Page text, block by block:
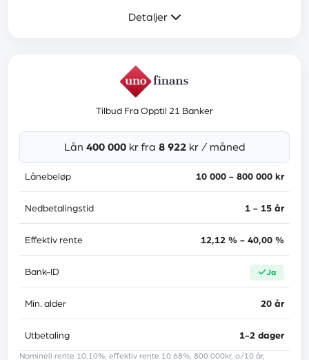
En årsinntekt på minst 120 000 kr
Detaljer
Mer informasjon
7,00 % - 40,00 %
Etableringsgebyr
Administrasjonsgebyr 0 kr
Medlåntaker ja
Tilknyttede banker 17
Lånebeskyttelse nei
Trustpilot-score 4.8
Tilbud Fra Opptil 21 Banker
Lån 400 000 kr fra 8 922 kr / måned
Lånebeløp 10 000 - 800 000 kr
Nedbetalingstid 1 - 15 år
Effektiv rente 12,12 % - 40,00 %
Bank-ID ja
Min. alder 20 år
Utbetaling 1-2 dager
Nominell rente 10.10%, effektiv rente 10.68%, 800 000kr, o/10 år,